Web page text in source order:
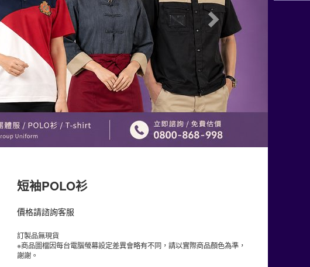
短袖POLO衫
價格請諮詢客服
訂製品無現貨
※商品圖檔因每台電腦螢幕設定差異會略有不同，請以實際商品顏色為準，
謝謝。